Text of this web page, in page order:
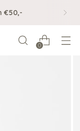
€50,-
0